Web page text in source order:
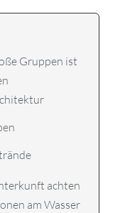
Gruppen ist
achten
am Wasser